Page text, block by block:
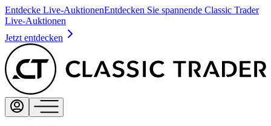
Entdecke Live-AuktionenEntdecken Sie spannende Classic Trader
Live-Auktionen
Jetzt entdecken